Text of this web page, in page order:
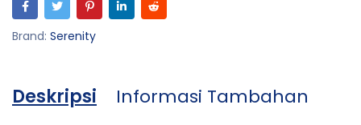
Brand: Serenity
Deskripsi Informasi Tambahan